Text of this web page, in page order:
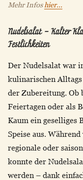
Mehr Infoshier...
Nudelsalat – Kalter
Festlichkeiten
Der Nudelsalat war
kulinarischen
der Zubereitung. Ob
Feiertagen oder als
Kaum ein geselliges
Speise aus.
regionale oder
konnte der
werden – dank